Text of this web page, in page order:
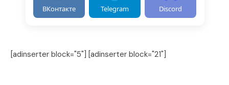
ВКонтакте Telegram Discord
[adinserter block="5"] [adinserter block="21"]